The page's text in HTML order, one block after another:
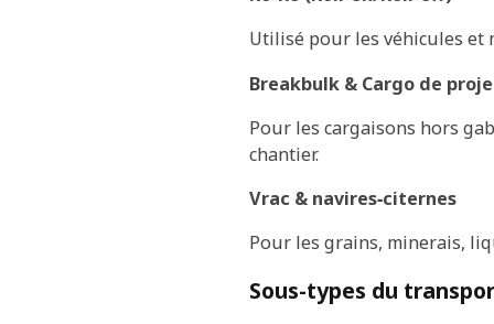
Utilisé pour les véhicules et
Breakbulk & Cargo de
Pour les cargaisons hors
chantier.
Vrac & navires‐citernes
Pour les grains, minerais,
Sous-types du